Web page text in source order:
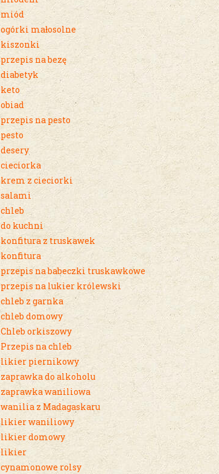
miód
ogórki małosolne
kiszonki
przepis na bezę
diabetyk
keto
obiad
przepis na pesto
pesto
desery
cieciorka
krem z cieciorki
salami
chleb
do kuchni
konfitura z truskawek
konfitura
przepis na babeczki truskawkowe
przepis na lukier królewski
chleb z garnka
chleb domowy
Chleb orkiszowy
Przepis na chleb
likier piernikowy
zaprawka do alkoholu
zaprawka waniliowa
wanilia z Madagaskaru
likier waniliowy
likier domowy
likier
cynamonowe rolsy